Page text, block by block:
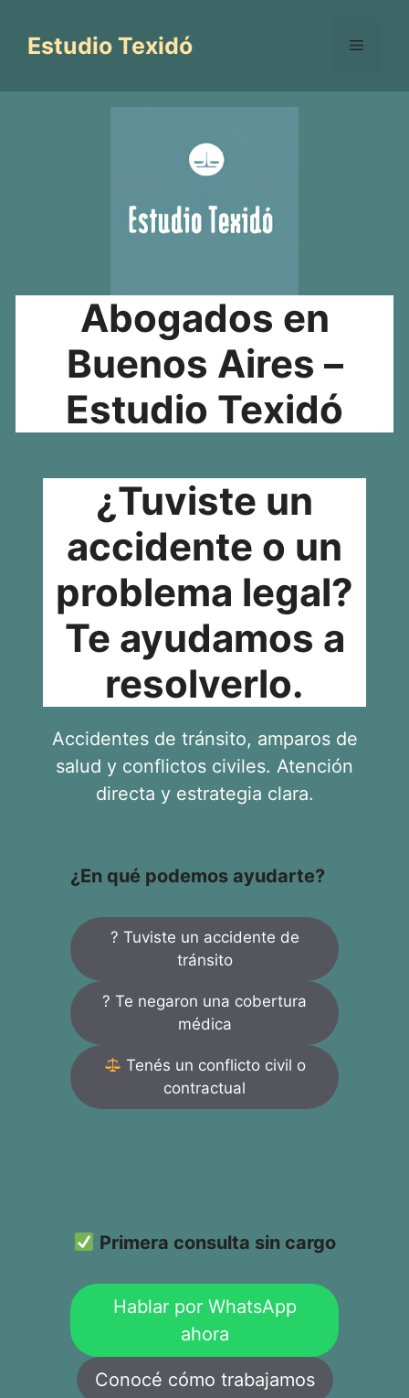
contenido
Estudio Texidó Menú
Abogados en
Buenos Aires –
Estudio Texidó
¿Tuviste un
accidente o un
problema legal?
Te ayudamos a
resolverlo.
Accidentes de tránsito, amparos de
salud y conflictos civiles. Atención
directa y estrategia clara.
¿En qué podemos ayudarte?
? Tuviste un accidente de
tránsito
? Te negaron una cobertura
médica
Tenés un conflicto civil o
contractual
Primera consulta sin cargo
Hablar por WhatsApp
ahora
Conocé cómo trabajamos